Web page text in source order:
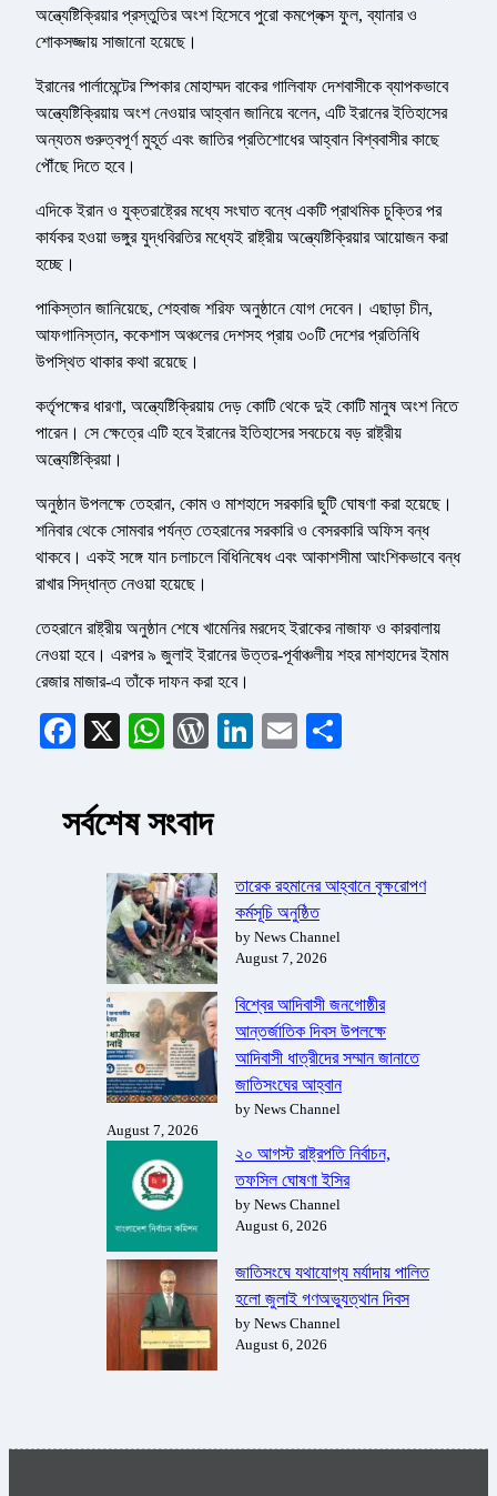
অন্ত্যেষ্টিক্রিয়ার প্রস্তুতির অংশ হিসেবে পুরো কমপ্লেক্স ফুল, ব্যানার ও
শোকসজ্জায় সাজানো হয়েছে।
ইরানের পার্লামেন্টের স্পিকার মোহাম্মদ বাকের গালিবাফ দেশবাসীকে ব্যাপকভাবে
অন্ত্যেষ্টিক্রিয়ায় অংশ নেওয়ার আহ্বান জানিয়ে বলেন, এটি ইরানের ইতিহাসের
অন্যতম গুরুত্বপূর্ণ মুহূর্ত এবং জাতির প্রতিশোধের আহ্বান বিশ্ববাসীর কাছে
পৌঁছে দিতে হবে।
এদিকে ইরান ও যুক্তরাষ্ট্রের মধ্যে সংঘাত বন্ধে একটি প্রাথমিক চুক্তির পর
কার্যকর হওয়া ভঙ্গুর যুদ্ধবিরতির মধ্যেই রাষ্ট্রীয় অন্ত্যেষ্টিক্রিয়ার আয়োজন করা
হচ্ছে।
পাকিস্তান জানিয়েছে, শেহবাজ শরিফ অনুষ্ঠানে যোগ দেবেন। এছাড়া চীন,
আফগানিস্তান, ককেশাস অঞ্চলের দেশসহ প্রায় ৩০টি দেশের প্রতিনিধি
উপস্থিত থাকার কথা রয়েছে।
কর্তৃপক্ষের ধারণা, অন্ত্যেষ্টিক্রিয়ায় দেড় কোটি থেকে দুই কোটি মানুষ অংশ নিতে
পারেন। সে ক্ষেত্রে এটি হবে ইরানের ইতিহাসের সবচেয়ে বড় রাষ্ট্রীয়
অন্ত্যেষ্টিক্রিয়া।
অনুষ্ঠান উপলক্ষে তেহরান, কোম ও মাশহাদে সরকারি ছুটি ঘোষণা করা হয়েছে।
শনিবার থেকে সোমবার পর্যন্ত তেহরানের সরকারি ও বেসরকারি অফিস বন্ধ
থাকবে। একই সঙ্গে যান চলাচলে বিধিনিষেধ এবং আকাশসীমা আংশিকভাবে বন্ধ
রাখার সিদ্ধান্ত নেওয়া হয়েছে।
তেহরানে রাষ্ট্রীয় অনুষ্ঠান শেষে খামেনির মরদেহ ইরাকের নাজাফ ও কারবালায়
নেওয়া হবে। এরপর ৯ জুলাই ইরানের উত্তর-পূর্বাঞ্চলীয় শহর মাশহাদের ইমাম
রেজার মাজার-এ তাঁকে দাফন করা হবে।
Facebook
X WhatsApp
WordPress
LinkedIn
Email
সর্বশেষ সংবাদ
তারেক রহমানের আহ্বানে বৃক্ষরোপণ
কর্মসূচি অনুষ্ঠিত
by News Channel
August 7, 2026
বিশ্বের আদিবাসী জনগোষ্ঠীর
আন্তর্জাতিক দিবস উপলক্ষে
আদিবাসী ধাত্রীদের সম্মান জানাতে
জাতিসংঘের আহ্বান
by News Channel
August 7, 2026
২০ আগস্ট রাষ্ট্রপতি নির্বাচন,
তফসিল ঘোষণা ইসির
by News Channel
August 6, 2026
জাতিসংঘে যথাযোগ্য মর্যাদায় পালিত
হলো জুলাই গণঅভ্যুত্থান দিবস
by News Channel
August 6, 2026